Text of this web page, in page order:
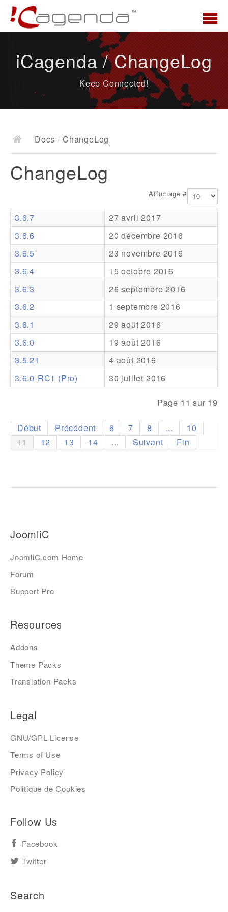
News
Docs
Documentation
Ressources
Addons
Theme Packs
Translation Packs
Support
Forum
iCagenda / ChangeLog
Keep Connected!
Docs / ChangeLog
ChangeLog
Affichage #
3.6.7
27 avril 2017
3.6.6
20 décembre 2016
3.6.5
23 novembre 2016
3.6.4
15 octobre 2016
3.6.3
26 septembre 2016
3.6.2
1 septembre 2016
3.6.1
29 août 2016
3.6.0
19 août 2016
3.5.21
4 août 2016
3.6.0-RC1 (Pro)
30 juillet 2016
Page 11 sur 19
Début Précédent 6 7 8 ...
10
11
12 13 14 ... Suivant Fin
JoomliC
JoomliC.com Home
Forum
Support Pro
Resources
Addons
Theme Packs
Translation Packs
Legal
GNU/GPL License
Terms of Use
Privacy Policy
Politique de Cookies
Follow Us
Facebook
Twitter
Search